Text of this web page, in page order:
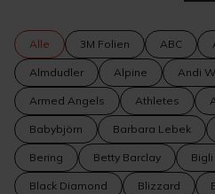
Alle 3M Folien ABC
Almdudler Alpine Andi
Armed Angels Athletes
Babybjörn Barbara Lebek
Bering Betty Barclay Bigli
Black Diamond Blizzard